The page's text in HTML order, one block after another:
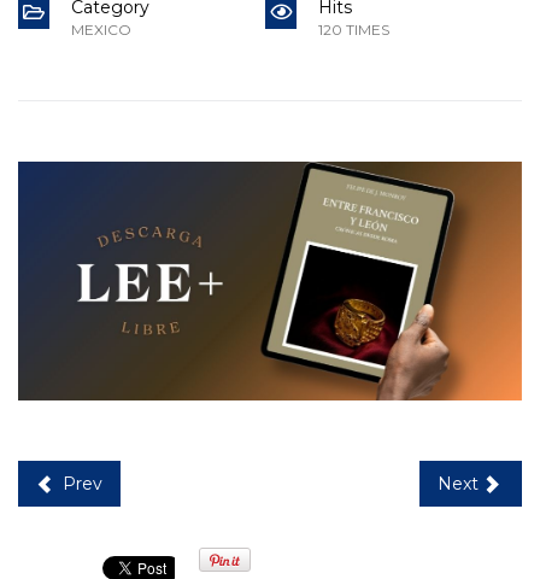
Category
MEXICO
Hits
120 TIMES
Prev Next